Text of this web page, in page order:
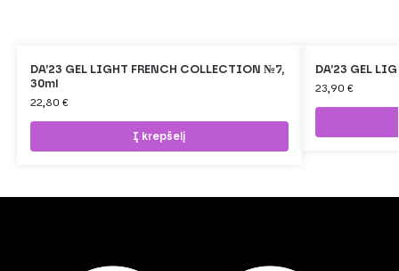
DA’23 GEL LIGHT FRENCH COLLECTION №7,
30ml
22,80 €
Į krepšelį
DA’23 GEL
23,90 €